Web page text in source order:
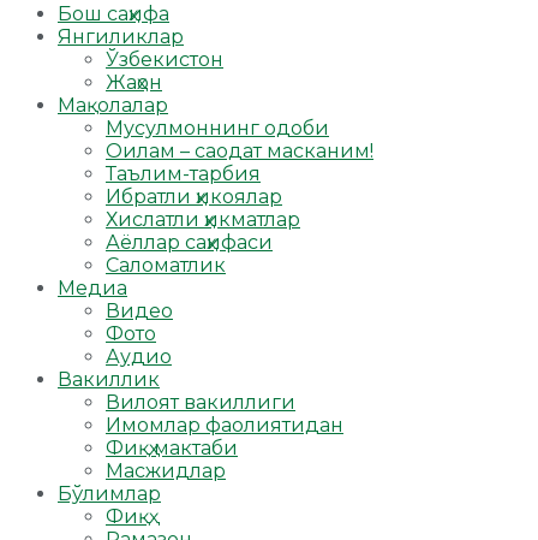
Бош саҳифа
Янгиликлар
Ўзбекистон
Жаҳон
Мақолалар
Мусулмоннинг одоби
Оилам – саодат масканим!
Таълим-тарбия
Ибратли ҳикоялар
Хислатли ҳикматлар
Аёллар саҳифаси
Саломатлик
Медиа
Видео
Фото
Аудио
Вакиллик
Вилоят вакиллиги
Имомлар фаолиятидан
Фиқҳ мактаби
Масжидлар
Бўлимлар
Фиқҳ